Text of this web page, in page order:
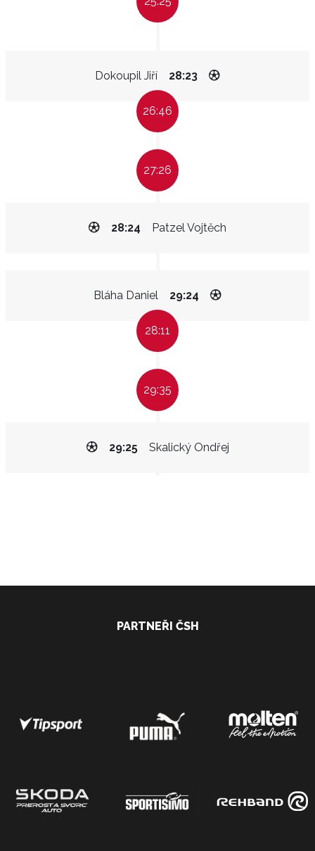
Dokoupil Jiří 28:23
26:46
27:26
Patzel Vojtěch
28:24
Bláha Daniel 29:24
28:11
29:35
Skalický Ondřej
29:25
PARTNEŘI ČSH